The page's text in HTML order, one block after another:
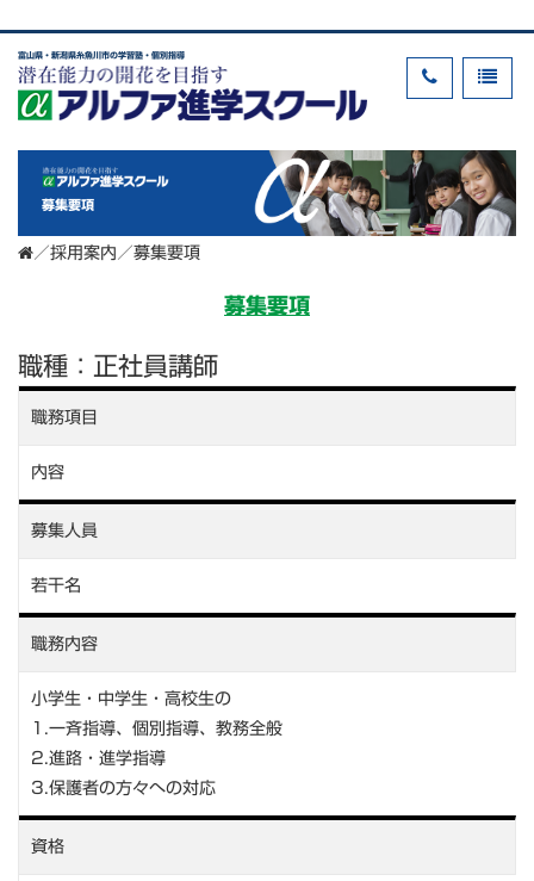
富山県・新潟県糸魚川市の学習塾・個別指導
募集要項
／採用案内 ／募集要項
募集要項
職種：正社員講師
職務項目
内容
募集人員
若干名
職務内容
小学生・中学生・高校生の
1.一斉指導、個別指導、教務全般
2.進路・進学指導
3.保護者の方々への対応
資格